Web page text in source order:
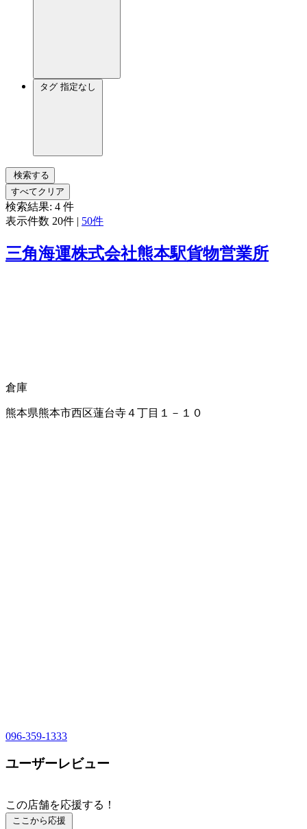
タグ 指定なし
検索する
すべてクリア
検索結果: 4 件
表示件数 20件 | 50件
三角海運株式会社熊本駅貨物営業所
倉庫
熊本県熊本市西区蓮台寺４丁目１－１０
096-359-1333
ユーザーレビュー
この店舗を応援する！
ここから応援